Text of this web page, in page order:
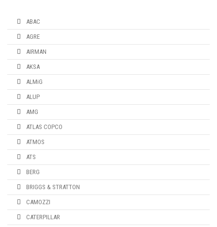
ABAC
AGRE
AIRMAN
AKSA
ALMiG
ALUP
AMG
ATLAS COPCO
ATMOS
ATS
BERG
BRIGGS & STRATTON
CAMOZZI
CATERPILLAR